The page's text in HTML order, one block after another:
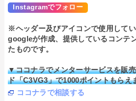
Instagramでフォロー
※ヘッダー及びアイコンで使用してい
googleが作成、提供しているコンテ
たものです。
▼ココナラでメンターサービスを販
ド「C3VG3」で1000ポイントもらえ
ココナラで相談する